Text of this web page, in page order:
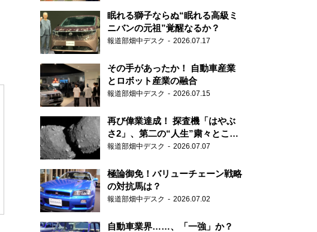
眠れる獅子ならぬ“眠れる高級ミ
ニバンの元祖”覚醒なるか？
報道部畑中デスク 2026.07.17
その手があったか！ 自動車産業
とロボット産業の融合
報道部畑中デスク 2026.07.15
再び偉業達成！ 探査機「はやぶ
さ2」、第二の“人生”粛々とこな
す
報道部畑中デスク 2026.07.07
極論御免！バリューチェーン戦略
の対抗馬は？
報道部畑中デスク 2026.07.02
自動車業界……、「一強」か？